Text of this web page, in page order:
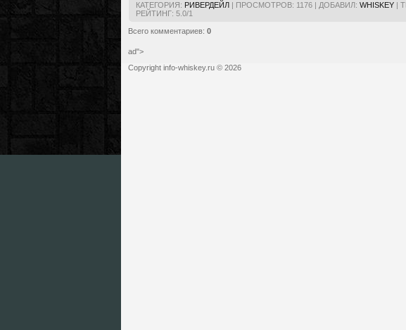
КАТЕГОРИЯ: РИВЕРДЕЙЛ | ПРОСМОТРОВ: 1176 | ДОБАВИЛ: WHISKEY |
РЕЙТИНГ: 5.0/1
Всего комментариев: 0
ad">
Copyright info-whiskey.ru © 2026